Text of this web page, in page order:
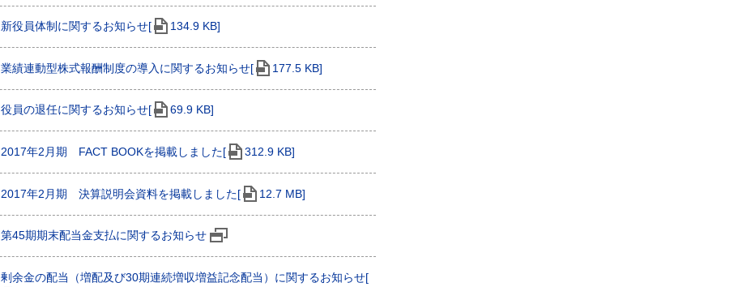
新役員体制に関するお知らせ[ 134.9 KB]
業績連動型株式報酬制度の導入に関するお知らせ[ 177.5 KB]
役員の退任に関するお知らせ[ 69.9 KB]
2017年2月期 FACT BOOKを掲載しました[ 312.9 KB]
2017年2月期 決算説明会資料を掲載しました[ 12.7 MB]
第45期期末配当金支払に関するお知らせ
剰余金の配当（増配及び30期連続増収増益記念配当）に関するお知らせ[